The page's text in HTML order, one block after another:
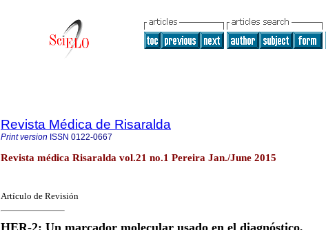
Revista Médica de Risaralda
Print version ISSN 0122-0667
Revista médica Risaralda vol.21 no.1 Pereira Jan./June 2015
Artículo de Revisión
HER-2: Un marcador molecular usado en el diagnóstico,